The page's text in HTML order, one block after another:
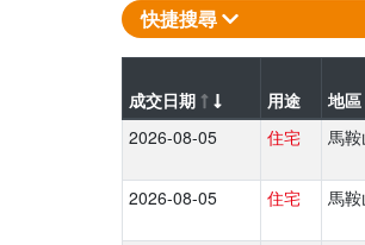
快捷搜尋
成交日期 用途 地區
2026-08-05
住宅 馬鞍
2026-08-05 住宅 馬鞍